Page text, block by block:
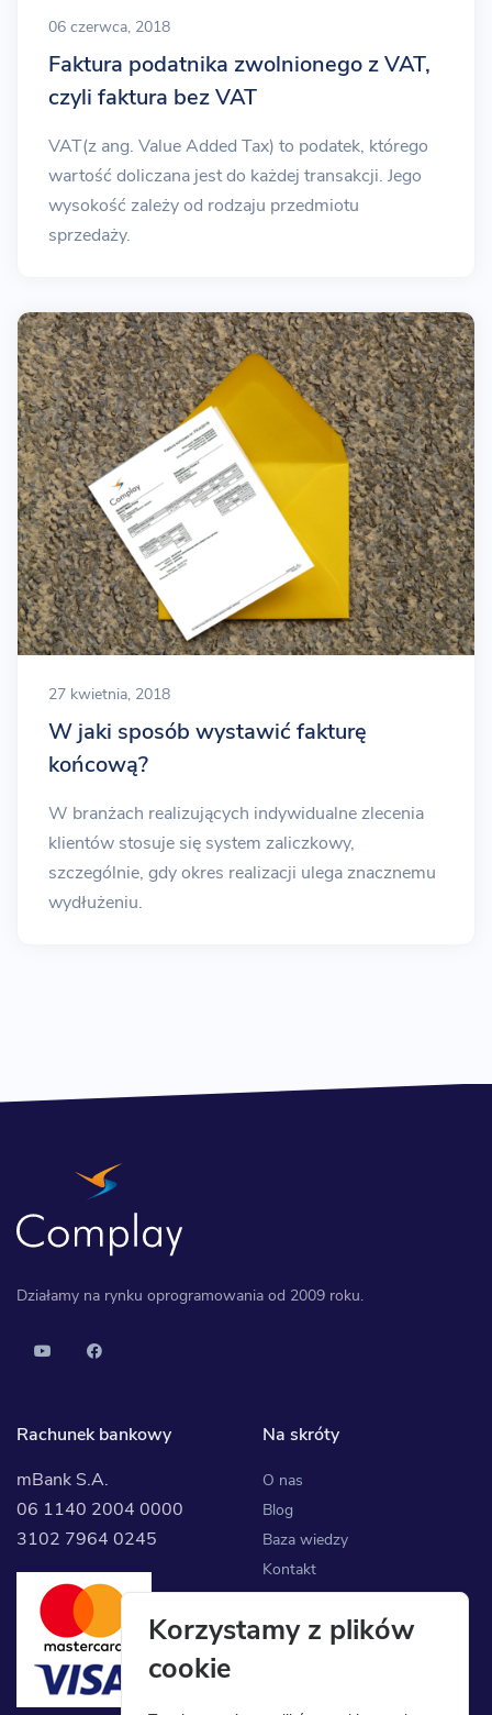
06 czerwca, 2018
Faktura podatnika zwolnionego z VAT,
czyli faktura bez VAT
VAT(z ang. Value Added Tax) to podatek, którego
wartość doliczana jest do każdej transakcji. Jego
wysokość zależy od rodzaju przedmiotu
sprzedaży.
27 kwietnia, 2018
W jaki sposób wystawić fakturę
końcową?
W branżach realizujących indywidualne zlecenia
klientów stosuje się system zaliczkowy,
szczególnie, gdy okres realizacji ulega znacznemu
wydłużeniu.
Działamy na rynku oprogramowania od 2009 roku.
Rachunek bankowy
mBank S.A.
06 1140 2004 0000
3102 7964 0245
Na skróty
O nas
Blog
Baza wiedzy
Kontakt
Korzystamy z plików
cookie